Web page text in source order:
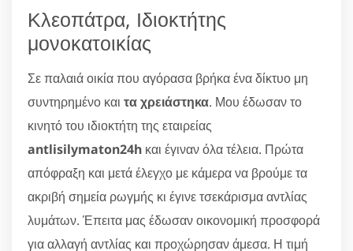
Κλεοπάτρα, Ιδιοκτήτης
μονοκατοικίας
Σε παλαιά οικία που αγόρασα βρήκα ένα δίκτυο μη
συντηρημένο και τα χρειάστηκα. Μου έδωσαν το
κινητό του ιδιοκτήτη της εταιρείας
antlisilymaton24h και έγιναν όλα τέλεια. Πρώτα
απόφραξη και μετά έλεγχο με κάμερα να βρούμε τα
ακριβή σημεία ρωγμής κι έγινε τσεκάρισμα αντλίας
λυμάτων. Έπειτα μας έδωσαν οικονομική προσφορά
για αλλαγή αντλίας και προχώρησαν άμεσα. Η τιμή